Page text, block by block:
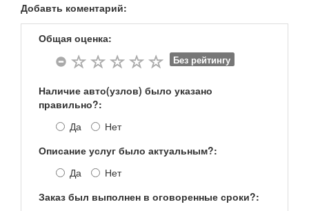
Добавть коментарий:
Общая оценка:
Без рейтингу
Наличие авто(узлов) было указано
правильно?:
Да
Нет
Описание услуг было актуальным?:
Да
Нет
Заказ был выполнен в оговоренные сроки?: